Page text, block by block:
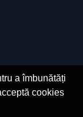
a îmbunătăți
cookies